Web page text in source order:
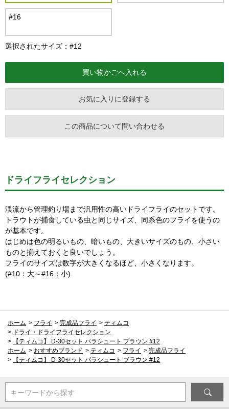
#16
選択されたサイズ：#12
お気に入りに登録する
この商品について問い合わせる
ドライフライセレクション
渓流から管理釣り場まで汎用性の高いドライフライのセットです。
トラウトが捕食している虫と同じサイズ、同系色のフライを使うの
が基本です。
はじめは色の明るいもの、暗いもの、大きいサイズのもの、小さい
ものと揃えておくと良いでしょう。
フライのサイズは数字が大きくなるほど、小さくなります。
(#10：大～#16：小)
ホーム > フライ > 完成品フライ > ティムコ
> ドライ・ドライフライセレクション
>
【ティムコ】 D-30セット パラシュート ブラウン #12
ホーム > おすすめブランド > ティムコ > フライ > 完成品フライ
>
【ティムコ】 D-30セット パラシュート ブラウン #12
キーワードから探す